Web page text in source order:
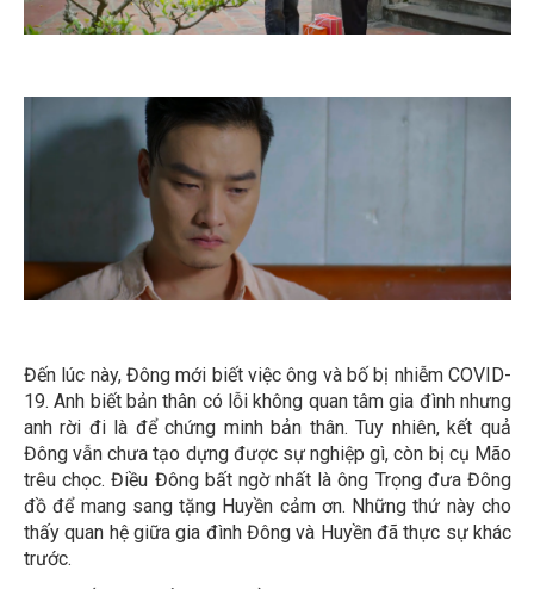
Đến lúc này, Đông mới biết việc ông và bố bị nhiễm COVID-
19. Anh biết bản thân có lỗi không quan tâm gia đình nhưng
anh rời đi là để chứng minh bản thân. Tuy nhiên, kết quả
Đông vẫn chưa tạo dựng được sự nghiệp gì, còn bị cụ Mão
trêu chọc. Điều Đông bất ngờ nhất là ông Trọng đưa Đông
đồ để mang sang tặng Huyền cảm ơn. Những thứ này cho
thấy quan hệ giữa gia đình Đông và Huyền đã thực sự khác
trước.